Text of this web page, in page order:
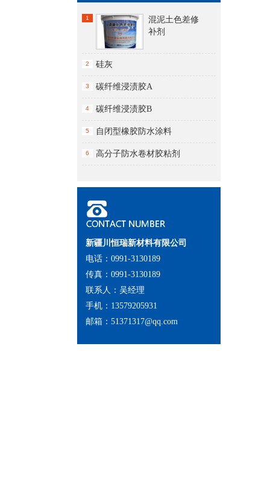
1
混泥土色差修
补剂
2 硅灰
3 碳纤维浸渍胶A
4 碳纤维浸渍胶B
5 自闭型橡胶防水涂料
6 高分子防水卷材胶粘剂
新疆川恒瑞新材料有限公司
电话：0991-3130189
传真：0991-3130189
联系人：吴经理
手机：13579205931
邮箱：51371317@qq.com